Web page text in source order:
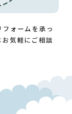
ォームを承っ
気軽にご相談